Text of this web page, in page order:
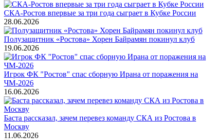
СКА-Ростов впервые за три года сыграет в Кубке России
28.06.2026
Полузащитник «Ростова» Хорен Байрамян покинул клуб
19.06.2026
Игрок ФК "Ростов" спас сборную Ирана от поражения на
ЧМ-2026
16.06.2026
Баста рассказал, зачем перевез команду СКА из Ростова в
Москву
11.06.2026